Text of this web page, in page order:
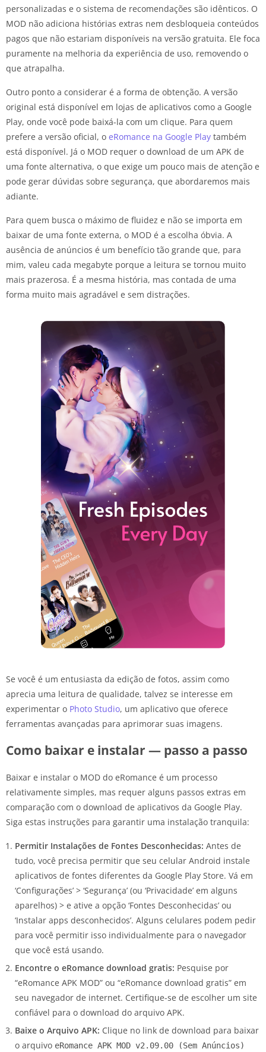
personalizadas e o sistema de recomendações são idênticos. O
MOD não adiciona histórias extras nem desbloqueia conteúdos
pagos que não estariam disponíveis na versão gratuita. Ele foca
puramente na melhoria da experiência de uso, removendo o
que atrapalha.
Outro ponto a considerar é a forma de obtenção. A versão
original está disponível em lojas de aplicativos como a Google
Play, onde você pode baixá-la com um clique. Para quem
prefere a versão oficial, o eRomance na Google Play também
está disponível. Já o MOD requer o download de um APK de
uma fonte alternativa, o que exige um pouco mais de atenção e
pode gerar dúvidas sobre segurança, que abordaremos mais
adiante.
Para quem busca o máximo de fluidez e não se importa em
baixar de uma fonte externa, o MOD é a escolha óbvia. A
ausência de anúncios é um benefício tão grande que, para
mim, valeu cada megabyte porque a leitura se tornou muito
mais prazerosa. É a mesma história, mas contada de uma
forma muito mais agradável e sem distrações.
Se você é um entusiasta da edição de fotos, assim como
aprecia uma leitura de qualidade, talvez se interesse em
experimentar o Photo Studio, um aplicativo que oferece
ferramentas avançadas para aprimorar suas imagens.
Como baixar e instalar — passo a passo
Baixar e instalar o MOD do eRomance é um processo
relativamente simples, mas requer alguns passos extras em
comparação com o download de aplicativos da Google Play.
Siga estas instruções para garantir uma instalação tranquila:
Permitir Instalações de Fontes Desconhecidas: Antes de
tudo, você precisa permitir que seu celular Android instale
aplicativos de fontes diferentes da Google Play Store. Vá em
‘Configurações’ > ‘Segurança’ (ou ‘Privacidade’ em alguns
aparelhos) > e ative a opção ‘Fontes Desconhecidas’ ou
‘Instalar apps desconhecidos’. Alguns celulares podem pedir
para você permitir isso individualmente para o navegador
que você está usando.
Encontre o eRomance download gratis: Pesquise por
“eRomance APK MOD” ou “eRomance download gratis” em
seu navegador de internet. Certifique-se de escolher um site
confiável para o download do arquivo APK.
Baixe o Arquivo APK: Clique no link de download para baixar
o arquivo eRomance APK MOD v2.09.00 (Sem Anúncios)